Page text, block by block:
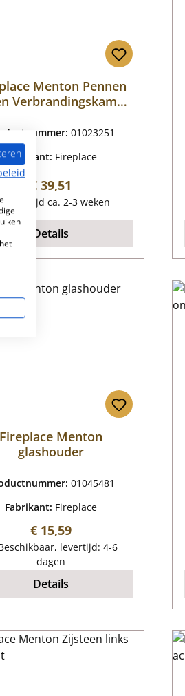
Menton Pennen
Verbrandingskamer
01023251
Fabrikant: Fireplace
Normale prijs:
€ 39,51
Levertijd ca. 2-3 weken
Details
Fireplace Menton
glashouder
01045481
Fabrikant: Fireplace
Normale prijs:
€ 15,59
levertijd: 4-6
dagen
Details